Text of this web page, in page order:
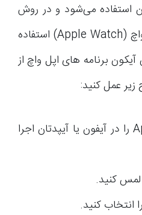
استفاده می‌شود و در روش
دوم مستقیما از خود اپل واچ (Apple Watch) استفاده
برنامه های اپل واچ از
عمل کنید:
برنامه Apple Watch را در آیفون یا آیپدتان اجرا